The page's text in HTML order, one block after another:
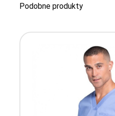
Podobne produkty